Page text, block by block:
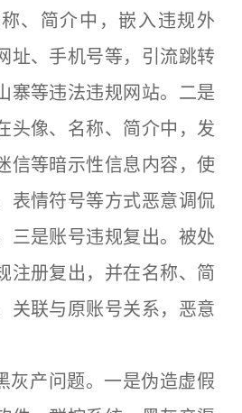
、简介中，嵌入违规外
址、手机号等，引流跳转
寨等违法违规网站。二是
头像、名称、简介中，发
信等暗示性信息内容，使
表情符号等方式恶意调侃
三是账号违规复出。被处
注册复出，并在名称、简
关联与原账号关系，恶意
产问题。一是伪造虚假